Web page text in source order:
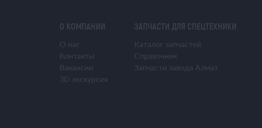
О КОМПАНИИ
О нас
Контакты
Вакансии
3D экскурсия
ЗАПЧАСТИ ДЛЯ СПЕЦТЕХНИКИ
Каталог запчастей
Справочник
Запчасти завода Алмаз